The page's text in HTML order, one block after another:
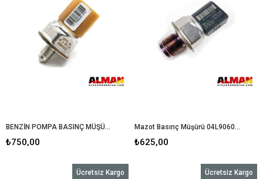
BENZİN POMPA BASINÇ MÜŞÜRÜ TÜM MODELLER
₺750,00
Mazot Basınç Müşürü 04L906054 Golf 6-Golf 7-Jetta-Passat-Crafter
₺625,00
Ücretsiz Kargo Ücretsiz Kargo